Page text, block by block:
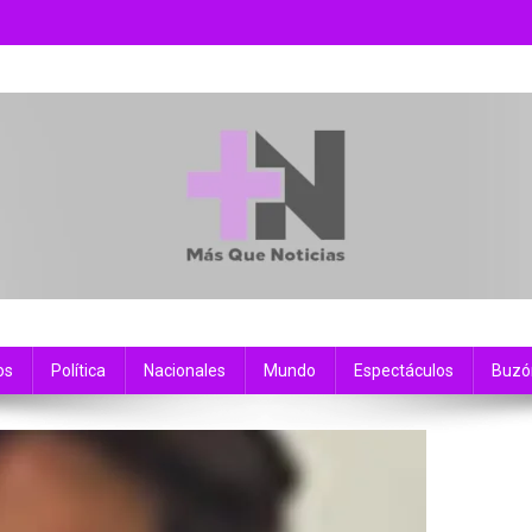
Política Nacionales Mundo Espectáculos